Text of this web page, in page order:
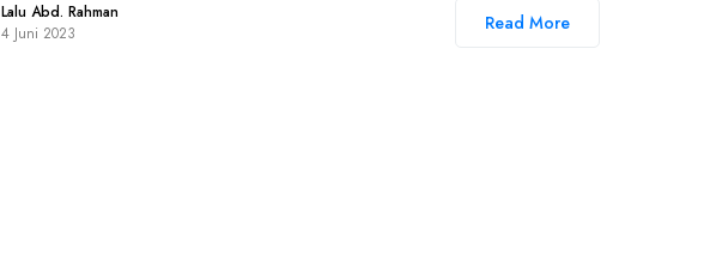
Lalu Abd. Rahman
4 Juni 2023
Read More